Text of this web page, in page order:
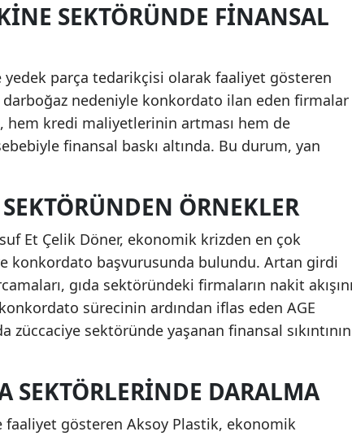
SEKTÖRÜNDE FINANSAL
yedek parça tedarikçisi olarak faaliyet gösteren
nedeniyle konkordato ilan eden firmalar
hem kredi maliyetlerinin artması hem de
finansal baskı altında. Bu durum, yan
ÖRNEKLER
Et Çelik Döner, ekonomik krizden en çok
konkordato başvurusunda bulundu. Artan girdi
gıda sektöründeki firmaların nakit
sürecinin ardından iflas eden AGE
züccaciye sektöründe yaşanan finansal sıkıntının
SEKTÖRLERINDE DARALMA
faaliyet gösteren Aksoy Plastik, ekonomik